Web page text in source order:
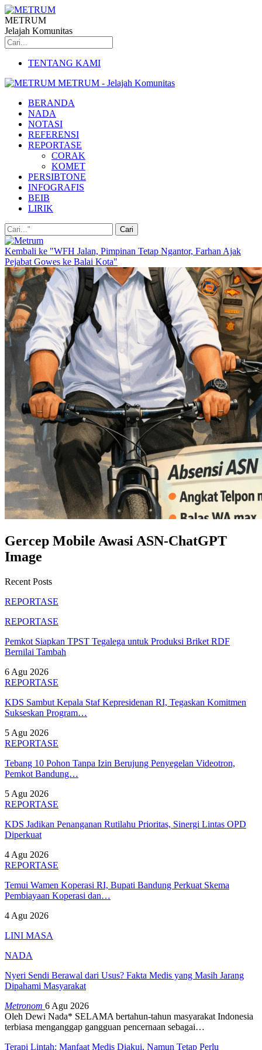
METRUM
Jelajah Komunitas
TENTANG KAMI
METRUM - Jelajah Komunitas
BERANDA
NADA
NOTASI
REFERENSI
REPORTASE
CORAK
KOMET
PERSIBTONE
INFOGRAFIS
BEIB
LIRIK
Kembali ke "WFH Jalan, Pimpinan Tetap Ngantor, Farhan Ajak
Pejabat Gowes ke Balai Kota"
Gercep Mobile Awasi ASN-ChatGPT
Image
Recent Posts
REPORTASE
REPORTASE
Pemkot Siapkan TPST Tegalega untuk Produksi Briket RDF
Bernilai Tambah
6 Agu 2026
REPORTASE
KDS Sambut Kepala Staf Kepresidenan RI, Tegaskan Komitmen
Sukseskan Program…
5 Agu 2026
REPORTASE
Tebang 10 Pohon Tanpa Izin Berujung Penyegelan Videotron,
Pemkot Bandung…
5 Agu 2026
REPORTASE
KDS Jadikan Penanganan Rutilahu Prioritas, Sinergi Lintas OPD
Diperkuat
4 Agu 2026
REPORTASE
Temui Wamen Koperasi RI, Bupati Bandung Perkuat Skema
Pembiayaan Koperasi dan…
4 Agu 2026
LINI MASA
NADA
Nyeri Sendi Berawal dari Usus? Fakta Medis yang Masih Jarang
Dipahami Masyarakat
Metronom 6 Agu 2026
Oleh Dewi Nada* SELAMA bertahun-tahun masyarakat Indonesia
terbiasa menganggap gangguan pencernaan sebagai…
Terapi Lintah: Manfaat Medis Diakui, Namun Tetap Perlu